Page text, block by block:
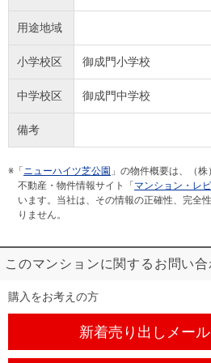
用途地域
小学校区 御成門小学校
中学校区 御成門中学校
備考
※「 ニューハイツ芝公園 」の物件概要は、（
不動産・物件情報サイト「 マンション・レ
います。当社は、その情報の正確性、完全
りません。
このマンションに関するお問い
購入をお考えの方
新着売り出しメール